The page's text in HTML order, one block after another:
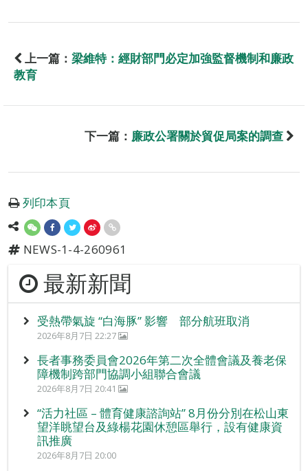
上一篇： 梁維特：經財部門必定加強監督機制和廉政
教育
下一篇： 廉政公署關於貿促局案的調查
列印本頁
NEWS-1-4-260961
最新新聞
受熱帶氣旋 “白海豚” 影響 部分航班取消
2026年8月7日 22:27
長者事務委員會2026年第二次全體會議及養老保
障機制跨部門協調小組聯合會議
2026年8月7日 20:41
“活力社區 – 體育健康諮詢站” 8月份分別在松山東
望洋眺望台及綠楊花園休憩區舉行，設有健康資
訊推廣
2026年8月7日 20:00